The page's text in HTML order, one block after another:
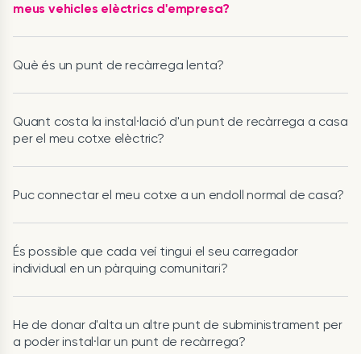
meus vehicles elèctrics d'empresa?
Què és un punt de recàrrega lenta?
Quant costa la instal·lació d'un punt de recàrrega a casa
per el meu cotxe elèctric?
Puc connectar el meu cotxe a un endoll normal de casa?
És possible que cada veí tingui el seu carregador
individual en un pàrquing comunitari?
He de donar d'alta un altre punt de subministrament per
a poder instal·lar un punt de recàrrega?